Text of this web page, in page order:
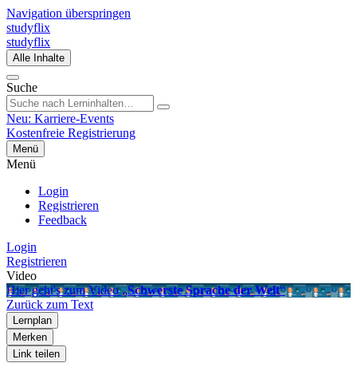
Navigation überspringen
studyflix
studyflix
Alle Inhalte
Suche
Neu: Karriere-Events
Kostenfreie Registrierung
Menü
Menü
Login
Registrieren
Feedback
Login
Registrieren
Video
Hier geht's zum Video „Schwerste Sprache der Welt“
Zurück zum Text
Lernplan
Merken
Link teilen